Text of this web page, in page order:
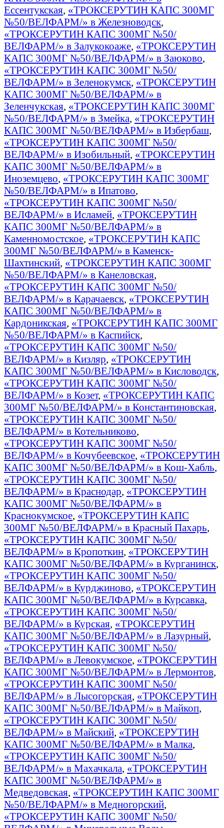
Ессентукская, «ТРОКСЕРУТИН КАПС 300МГ
№50/ВЕЛФАРМ/» в Железноводск,
«ТРОКСЕРУТИН КАПС 300МГ №50/
ВЕЛФАРМ/» в Залукокоаже, «ТРОКСЕРУТИН
КАПС 300МГ №50/ВЕЛФАРМ/» в Заюково,
«ТРОКСЕРУТИН КАПС 300МГ №50/
ВЕЛФАРМ/» в Зеленокумск, «ТРОКСЕРУТИН
КАПС 300МГ №50/ВЕЛФАРМ/» в
Зеленчукская, «ТРОКСЕРУТИН КАПС 300МГ
№50/ВЕЛФАРМ/» в Змейка, «ТРОКСЕРУТИН
КАПС 300МГ №50/ВЕЛФАРМ/» в Избербаш,
«ТРОКСЕРУТИН КАПС 300МГ №50/
ВЕЛФАРМ/» в Изобильный, «ТРОКСЕРУТИН
КАПС 300МГ №50/ВЕЛФАРМ/» в
Иноземцево, «ТРОКСЕРУТИН КАПС 300МГ
№50/ВЕЛФАРМ/» в Ипатово,
«ТРОКСЕРУТИН КАПС 300МГ №50/
ВЕЛФАРМ/» в Исламей, «ТРОКСЕРУТИН
КАПС 300МГ №50/ВЕЛФАРМ/» в
Каменномостское, «ТРОКСЕРУТИН КАПС
300МГ №50/ВЕЛФАРМ/» в Каменск-
Шахтинский, «ТРОКСЕРУТИН КАПС 300МГ
№50/ВЕЛФАРМ/» в Канеловская,
«ТРОКСЕРУТИН КАПС 300МГ №50/
ВЕЛФАРМ/» в Карачаевск, «ТРОКСЕРУТИН
КАПС 300МГ №50/ВЕЛФАРМ/» в
Кардоникская, «ТРОКСЕРУТИН КАПС 300МГ
№50/ВЕЛФАРМ/» в Каспийск,
«ТРОКСЕРУТИН КАПС 300МГ №50/
ВЕЛФАРМ/» в Кизляр, «ТРОКСЕРУТИН
КАПС 300МГ №50/ВЕЛФАРМ/» в Кисловодск,
«ТРОКСЕРУТИН КАПС 300МГ №50/
ВЕЛФАРМ/» в Козет, «ТРОКСЕРУТИН КАПС
300МГ №50/ВЕЛФАРМ/» в Константиновская,
«ТРОКСЕРУТИН КАПС 300МГ №50/
ВЕЛФАРМ/» в Котельниково,
«ТРОКСЕРУТИН КАПС 300МГ №50/
ВЕЛФАРМ/» в Кочубеевское, «ТРОКСЕРУТИН
КАПС 300МГ №50/ВЕЛФАРМ/» в Кош-Хабль,
«ТРОКСЕРУТИН КАПС 300МГ №50/
ВЕЛФАРМ/» в Краснодар, «ТРОКСЕРУТИН
КАПС 300МГ №50/ВЕЛФАРМ/» в
Краснокумское, «ТРОКСЕРУТИН КАПС
300МГ №50/ВЕЛФАРМ/» в Красный Пахарь,
«ТРОКСЕРУТИН КАПС 300МГ №50/
ВЕЛФАРМ/» в Кропоткин, «ТРОКСЕРУТИН
КАПС 300МГ №50/ВЕЛФАРМ/» в Курганинск,
«ТРОКСЕРУТИН КАПС 300МГ №50/
ВЕЛФАРМ/» в Курджиново, «ТРОКСЕРУТИН
КАПС 300МГ №50/ВЕЛФАРМ/» в Курсавка,
«ТРОКСЕРУТИН КАПС 300МГ №50/
ВЕЛФАРМ/» в Курская, «ТРОКСЕРУТИН
КАПС 300МГ №50/ВЕЛФАРМ/» в Лазурный,
«ТРОКСЕРУТИН КАПС 300МГ №50/
ВЕЛФАРМ/» в Левокумское, «ТРОКСЕРУТИН
КАПС 300МГ №50/ВЕЛФАРМ/» в Лермонтов,
«ТРОКСЕРУТИН КАПС 300МГ №50/
ВЕЛФАРМ/» в Лысогорская, «ТРОКСЕРУТИН
КАПС 300МГ №50/ВЕЛФАРМ/» в Майкоп,
«ТРОКСЕРУТИН КАПС 300МГ №50/
ВЕЛФАРМ/» в Майский, «ТРОКСЕРУТИН
КАПС 300МГ №50/ВЕЛФАРМ/» в Малка,
«ТРОКСЕРУТИН КАПС 300МГ №50/
ВЕЛФАРМ/» в Махачкала, «ТРОКСЕРУТИН
КАПС 300МГ №50/ВЕЛФАРМ/» в
Медведовская, «ТРОКСЕРУТИН КАПС 300МГ
№50/ВЕЛФАРМ/» в Медногорский,
«ТРОКСЕРУТИН КАПС 300МГ №50/